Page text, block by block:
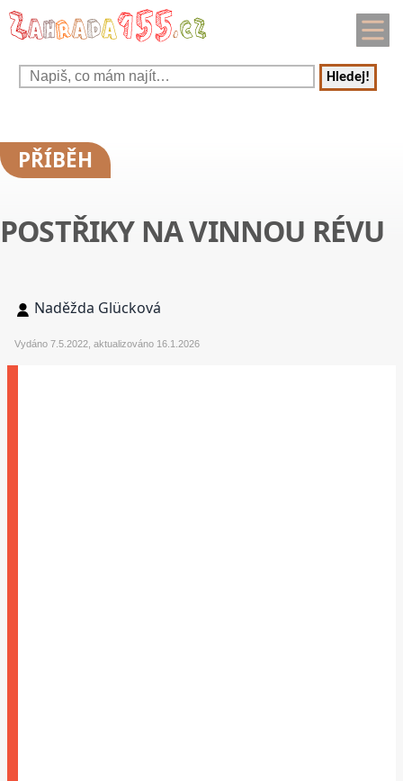
Hledej!
PŘÍBĚH
POSTŘIKY NA VINNOU RÉVU
Naděžda Glücková
Vydáno 7.5.2022, aktualizováno 16.1.2026